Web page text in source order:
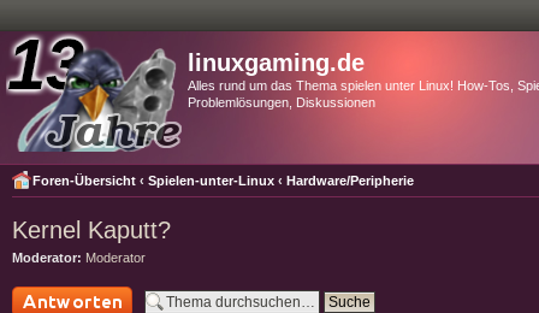
linuxgaming.de
Alles rund um das Thema spielen unter Linux! How-Tos,
Problemlösungen, Diskussionen
Foren-Übersicht ‹ Spielen-unter-Linux ‹ Hardware/Peripherie
Kernel Kaputt?
Moderator: Moderator